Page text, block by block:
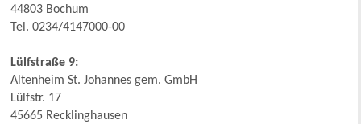
44803 Bochum
Tel. 0234/4147000-00
Lülfstraße 9:
Altenheim St. Johannes gem. GmbH
Lülfstr. 17
45665 Recklinghausen